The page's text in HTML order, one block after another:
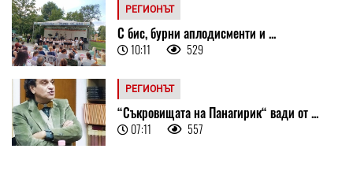
РЕГИОНЪТ
С бис, бурни аплодисменти и ...
10:11 529
РЕГИОНЪТ
“Съкровищата на Панагирик“ вади от ...
07:11 557